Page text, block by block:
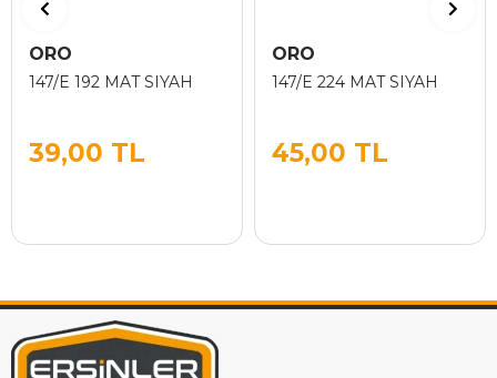
ORO
147/E 192 MAT SIYAH
39,00 TL
ORO
147/E 224 MAT SIYAH
45,00 TL